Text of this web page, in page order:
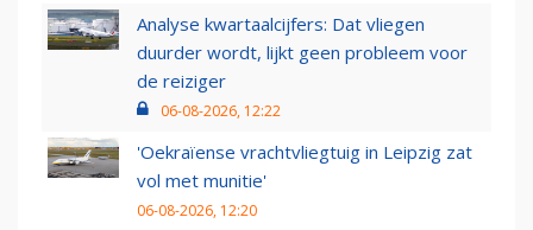
Analyse kwartaalcijfers: Dat vliegen
duurder wordt, lijkt geen probleem voor
de reiziger
06-08-2026, 12:22
'Oekraïense vrachtvliegtuig in Leipzig zat
vol met munitie'
06-08-2026, 12:20